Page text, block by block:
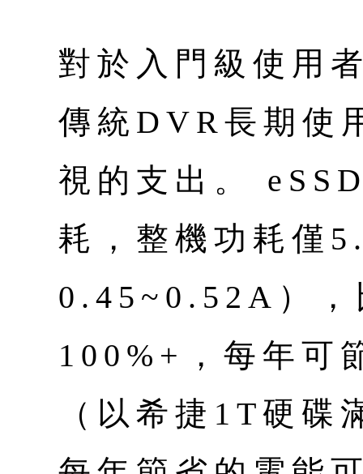
對於入門級使用
傳統DVR長期使
視的支出。
耗，整機功耗僅
0.45~0.52A），
100%+，每年可
（以希捷1T硬碟